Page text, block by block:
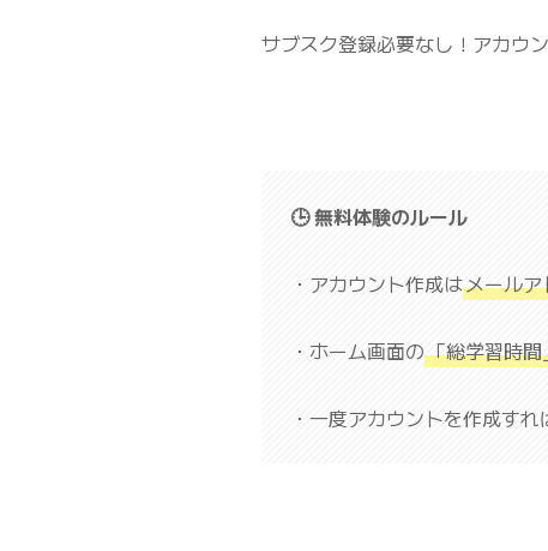
サブスク登録必要なし！アカウ
🕒 無料体験のルール
・アカウント作成はメール
・ホーム画面の「総学習時
・一度アカウントを作成すれ